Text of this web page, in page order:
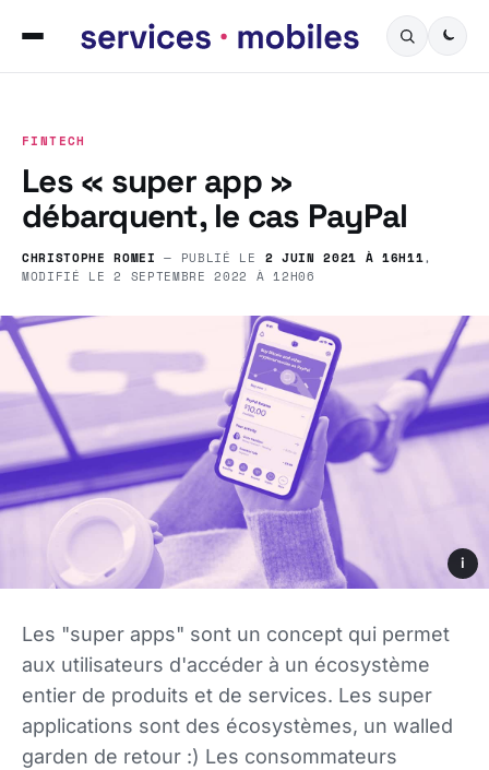
FINTECH
Les « super app »
débarquent, le cas PayPal
CHRISTOPHE ROMEI — PUBLIÉ LE 2 JUIN 2021 À 16H11,
MODIFIÉ LE2 SEPTEMBRE 2022 À 12H06
i
Les "super apps" sont un concept qui permet
aux utilisateurs d'accéder à un écosystème
entier de produits et de services. Les super
applications sont des écosystèmes, un walled
garden de retour :) Les consommateurs